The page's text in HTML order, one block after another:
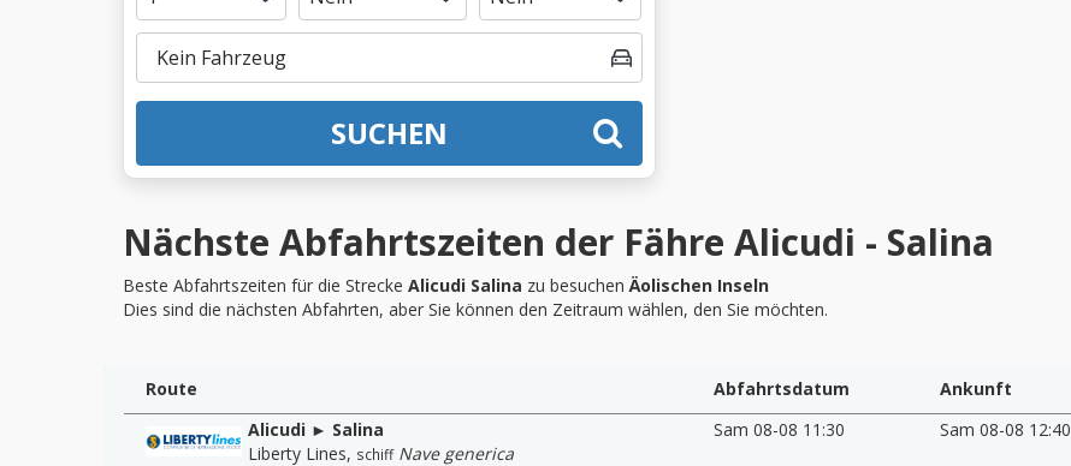
SUCHEN
Nächste Abfahrtszeiten der Fähre Alicudi - Salina
Beste Abfahrtszeiten für die Strecke Alicudi Salina zu besuchenÄolischen Inseln
Dies sind die nächsten Abfahrten, aber Sie können den Zeitraum wählen, den Sie möchten.
Route Abfahrtsdatum Ankunft
Alicudi ► Salina
Liberty Lines, schiff Nave generica
Sam 08-08 11:30 Sam 08-08 12:40